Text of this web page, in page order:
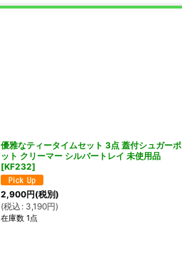
優雅なティータイムセット 3点 蓋付シュガーポ
ット クリーマー シルバートレイ 未使用品
[KF232]
2,900円(税別)
(税込 : 3,190円)
在庫数 1点